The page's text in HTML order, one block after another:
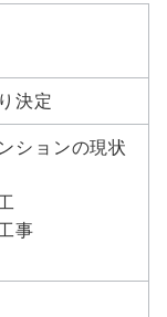
決定
ションの現状
事